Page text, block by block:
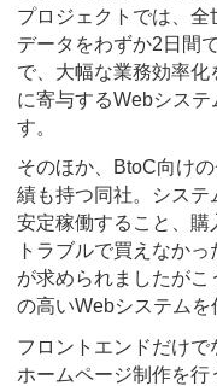
プロジェクトでは、
データをわずか2日間
で、大幅な業務効率
に寄与するWebシス
す。
そのほか、BtoC向け
績も持つ同社。システ
安定稼働すること、購
トラブルで買えなか
が求められましたが
の高いWebシステムを
フロントエンドだけ
ホームページ制作を行